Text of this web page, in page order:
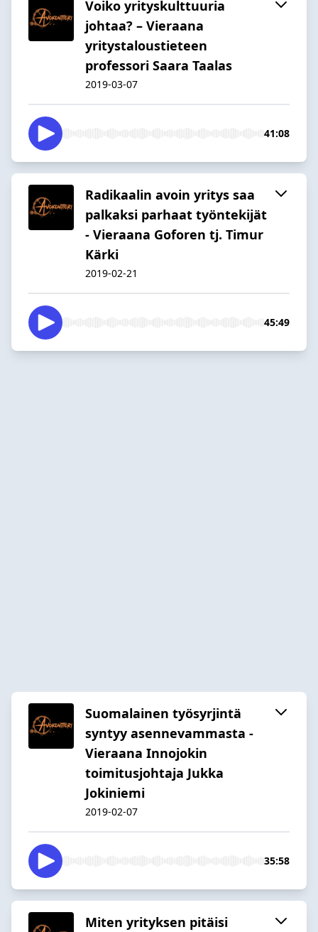
Voiko yrityskulttuuria
johtaa? – Vieraana
yritystaloustieteen
professori Saara Taalas
2019-03-07
41:08
Radikaalin avoin yritys saa
palkaksi parhaat työntekijät
- Vieraana Goforen tj. Timur
Kärki
2019-02-21
45:49
Suomalainen työsyrjintä
syntyy asennevammasta -
Vieraana Innojokin
toimitusjohtaja Jukka
Jokiniemi
2019-02-07
35:58
Miten yrityksen pitäisi